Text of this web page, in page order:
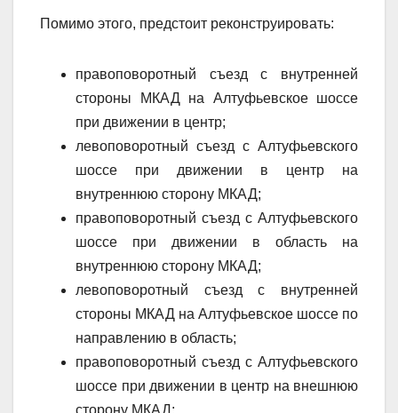
Помимо этого, предстоит реконструировать:
правоповоротный съезд с внутренней
стороны МКАД на Алтуфьевское шоссе
при движении в центр;
левоповоротный съезд с Алтуфьевского
шоссе при движении в центр на
внутреннюю сторону МКАД;
правоповоротный съезд с Алтуфьевского
шоссе при движении в область на
внутреннюю сторону МКАД;
левоповоротный съезд с внутренней
стороны МКАД на Алтуфьевское шоссе по
направлению в область;
правоповоротный съезд с Алтуфьевского
шоссе при движении в центр на внешнюю
сторону МКАД;